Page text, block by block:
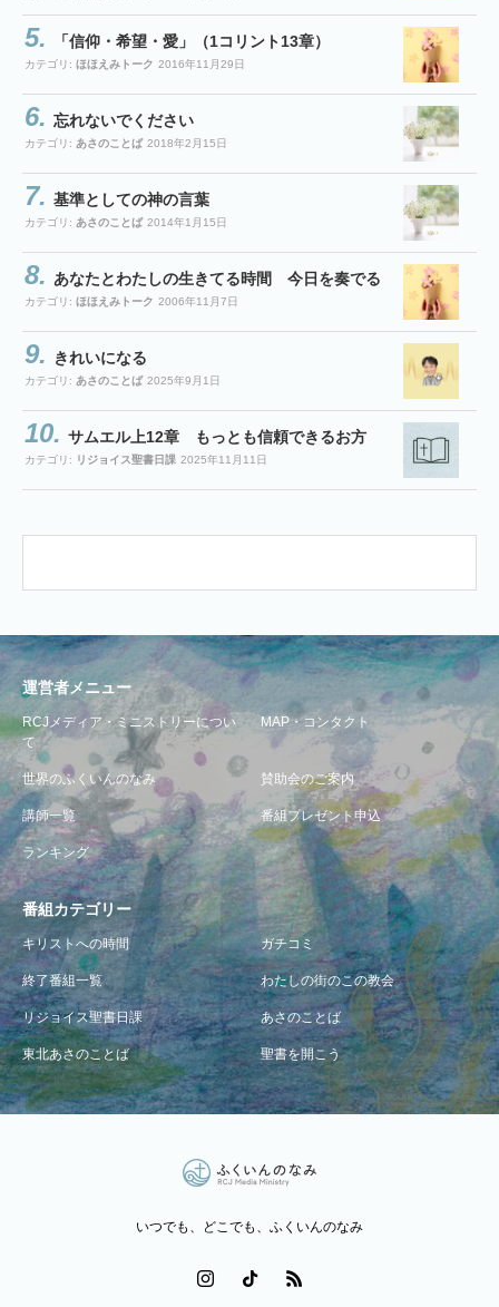
「信仰・希望・愛」（1コリント13章）
カテゴリ: ほほえみトーク 2016年11月29日
忘れないでください
カテゴリ: あさのことば 2018年2月15日
基準としての神の言葉
カテゴリ: あさのことば 2014年1月15日
あなたとわたしの生きてる時間 今日を奏でる
カテゴリ: ほほえみトーク 2006年11月7日
きれいになる
カテゴリ: あさのことば 2025年9月1日
サムエル上12章 もっとも信頼できるお方
カテゴリ: リジョイス聖書日課 2025年11月11日
運営者メニュー
RCJメディア・ミニストリーについ
て
MAP・コンタクト
世界のふくいんのなみ 賛助会のご案内
講師一覧 番組プレゼント申込
ランキング
番組カテゴリー
キリストへの時間 ガチコミ
終了番組一覧 わたしの街のこの教会
リジョイス聖書日課 あさのことば
東北あさのことば 聖書を開こう
いつでも、どこでも、ふくいんのなみ